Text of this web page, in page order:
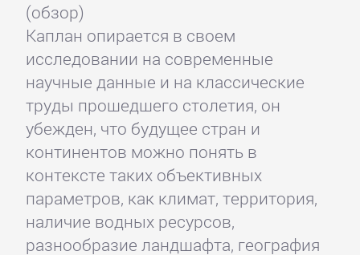
(обзор)
Каплан опирается в своем
исследовании на современные
научные данные и на классические
труды прошедшего столетия, он
убежден, что будущее стран и
континентов можно понять в
контексте таких объективных
параметров, как климат, территория,
наличие водных ресурсов,
разнообразие ландшафта, география